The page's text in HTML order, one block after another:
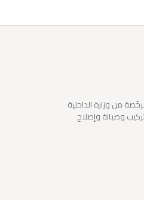
من وزارة الداخلية
وبيع وتركيب وصيانة وإصلاح